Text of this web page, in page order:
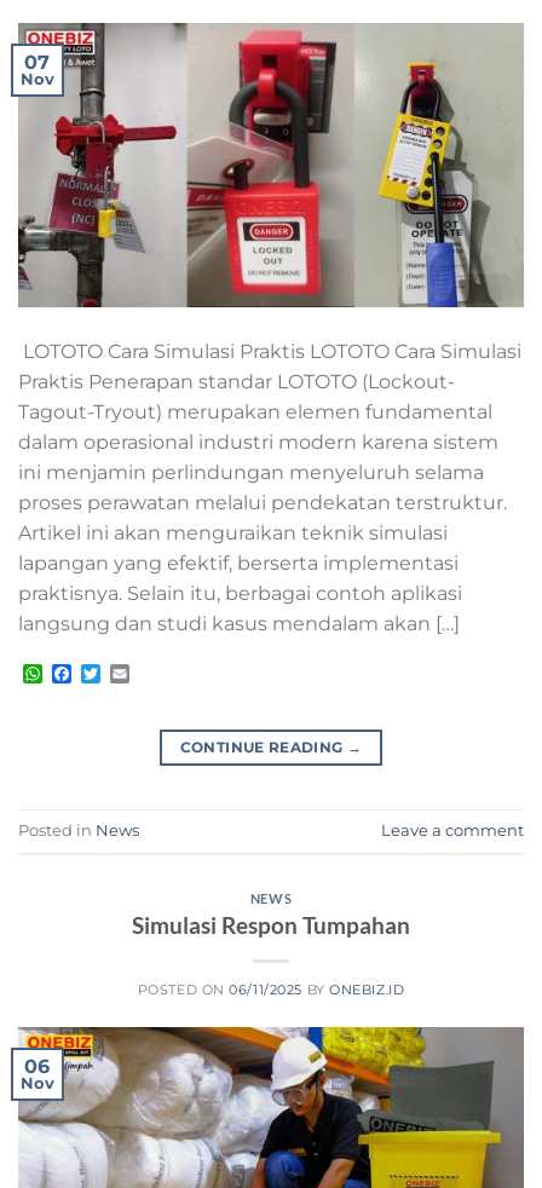
07
Nov
LOTOTO Cara Simulasi Praktis LOTOTO Cara Simulasi
Praktis Penerapan standar LOTOTO (Lockout-
Tagout-Tryout) merupakan elemen fundamental
dalam operasional industri modern karena sistem
ini menjamin perlindungan menyeluruh selama
proses perawatan melalui pendekatan terstruktur.
Artikel ini akan menguraikan teknik simulasi
lapangan yang efektif, berserta implementasi
praktisnya. Selain itu, berbagai contoh aplikasi
langsung dan studi kasus mendalam akan […]
WhatsApp
Facebook
Twitter
CONTINUE READING →
Posted in News Leave a comment
NEWS
Simulasi Respon Tumpahan
POSTED ON06/11/2025 BYONEBIZ.ID
06
Nov